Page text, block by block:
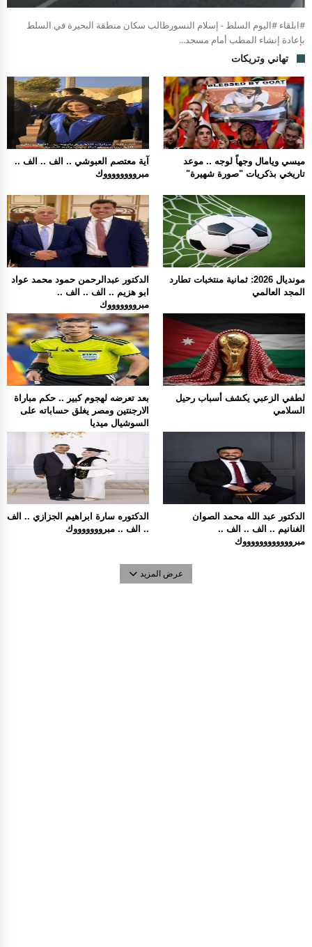
#ابلقاء #اليوم السلط - إسلام النسورطالب سكان منطقة البحيرة في السلط
بإعادة إنشاء المطب أمام مسجد...
تهاني وتريكات
آية معتصم العبوشي .. الف .. الف ..
مبرووووووووك
ميسي ويامال وجهاً لوجه .. موعد
تاريخي بذكريات "صورة شهيرة"
الدكتور عبدالرحمن حمود محمد عواد
ابو هزيم .. الف .. الف ..
مبروووووووك
مونديال 2026: ثمانية منتخبات تطارد
المجد العالمي
بعد تعرضه لهجوم كبير .. حكم مباراة
الارجنتين ومصر يغلق حساباته على
السوشيال ميديا
لطفي الزعبي يكشف أسباب رحيل
السلامي
الدكتوره سارة ابراهيم الجزازي .. الف
.. الف .. مبروووووووك
الدكتور عبد الله محمد الصوان
الغنانيم .. الف .. الف ..
مبرووووووووووووك
عرض المزيد